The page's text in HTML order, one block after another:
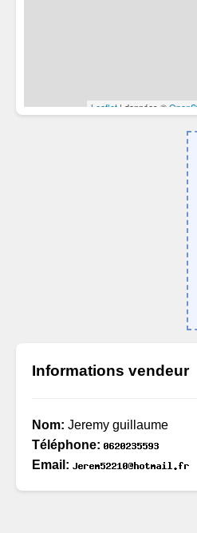
Informations vendeur
Nom: Jeremy guillaume
Téléphone:
Email: